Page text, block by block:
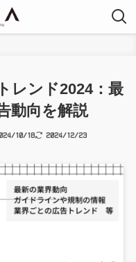
レンド2024：最
動向を解説
10/18 2024/12/23